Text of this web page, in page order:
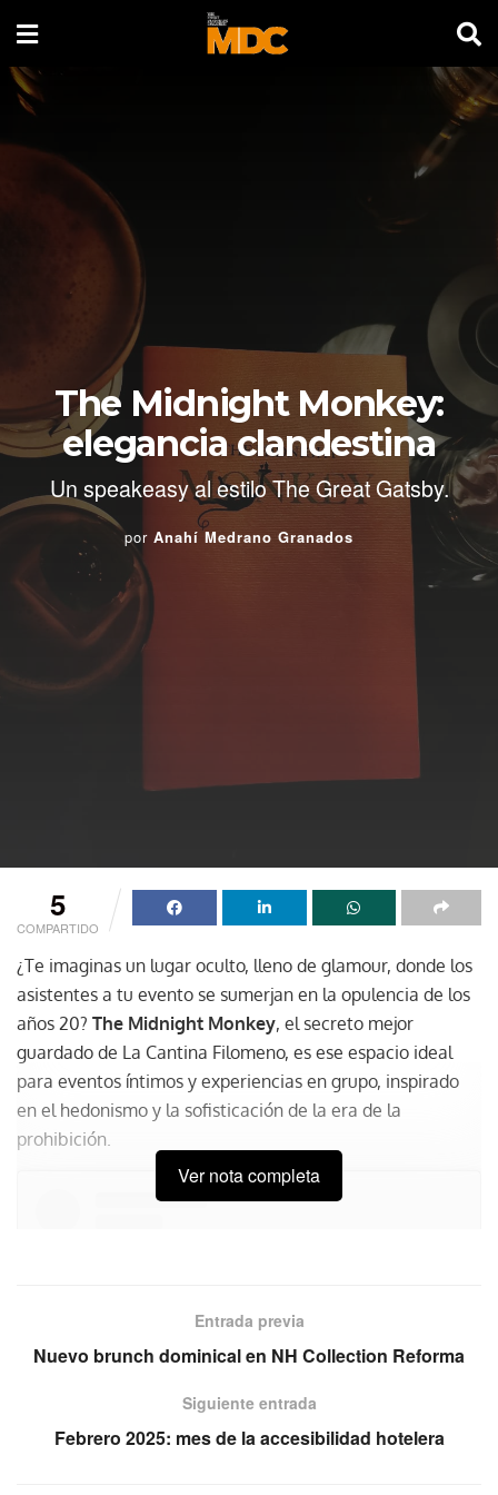
The Midnight Monkey:
elegancia clandestina
Un speakeasy al estilo The Great Gatsby.
por Anahí Medrano Granados
5
COMPARTIDO
¿Te imaginas un lugar oculto, lleno de glamour, donde los
asistentes a tu evento se sumerjan en la opulencia de los
años 20? The Midnight Monkey, el secreto mejor
guardado de La Cantina Filomeno, es ese espacio ideal
para eventos íntimos y experiencias en grupo, inspirado
en el hedonismo y la sofisticación de la era de la
prohibición.
Ver nota completa
Entrada previa
Nuevo brunch dominical en NH Collection Reforma
Siguiente entrada
Febrero 2025: mes de la accesibilidad hotelera